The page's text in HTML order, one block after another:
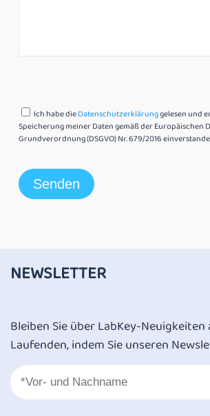
Ich habe dieDatenschutzerklärunggelesen und
Speicherung meiner Daten gemäß der Europäischen
Grundverordnung (DSGVO) Nr. 679/2016
NEWSLETTER
Bleiben Sie über LabKey-
Laufenden, indem Sie unseren